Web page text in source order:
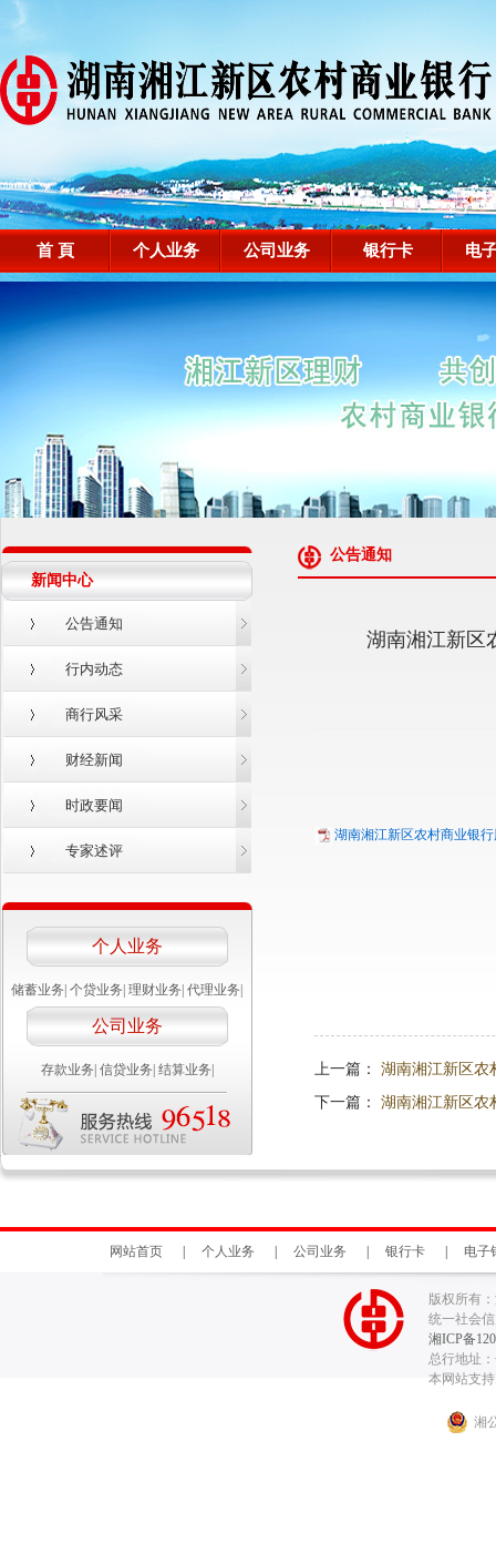
首 頁 个人业务 公司业务 银行卡 电
新闻中心
公告通知
行内动态
商行风采
财经新闻
时政要闻
专家述评
个人业务
储蓄业务 个贷业务 理财业务 代理业务
公司业务
存款业务 信贷业务 结算业务
公告通知
湖南湘江新区
湖南湘江新区农村商业银
上一篇： 湖南湘江新区农
下一篇： 湖南湘江新区农
网站首页 个人业务 公司业务 银行卡 电子
版权所有
统一社会信
湘ICP备
总行地址
本网站支
湘